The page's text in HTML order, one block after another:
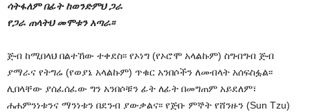
ሳትፋለም በፊት ከወንድምህ ጋራ
የጋራ ጠላትህ መሞቱን አጣራ፡፡
ጅብ ከሚበላህ በልተኸው ተቀደስ፡፡ የኦነግ (የኦሮሞ አላልኩም) ስግብግብ ጅብ
ያማራና የትግሬ (የወያኔ አላልኩም) ጥቁር አንበሶችን ለመብላት አሰፍስፏል፡፡
ሊበላቸው ያሰፈሰፈው ግን አንበሶቹን ፊት ለፊት በመግጠም አይደለም፣
ሐሐምንነቱንና ማንነቱን በደንብ ያውቃልና፡፡ የጅቡ ምኞት የሸንዙን (Sun Tzu)